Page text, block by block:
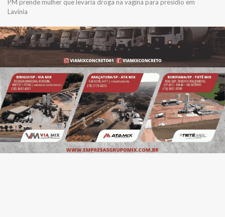
PM prende mulher que levaria droga na vagina para presídio em
Lavínia